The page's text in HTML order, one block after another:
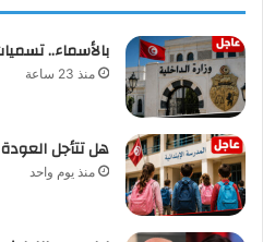
بالأسماء..
منذ 23 ساعة
هل تتأجل
منذ يوم واحد